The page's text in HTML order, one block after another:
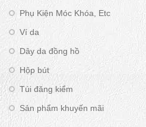
Phụ Kiện Móc Khóa, Etc
Ví da
Dây da đồng hồ
Hộp bút
Túi đăng kiểm
Sản phẩm khuyến mãi